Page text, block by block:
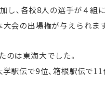
し、各校8人の選手が４
会の出場権が与えられま
のは東海大でした。
駅伝で9位、箱根駅伝で